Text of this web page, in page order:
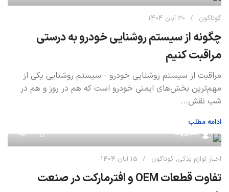
گوناگون 30 آبان 1404
چگونه از سیستم روشنایی خودرو به درستی
مراقبت کنیم
مراقبت از سیستم روشنایی خودرو - سیستم روشنایی یکی از
مهم‌ترین بخش‌های ایمنی خودرو است که هم در روز و هم در
شب نقش...
ادامه مطلب
مدیریت
اخبار لوازم یدکی, گوناگون 15 آبان 1404
تفاوت قطعات OEM و افترمارکت در صنعت